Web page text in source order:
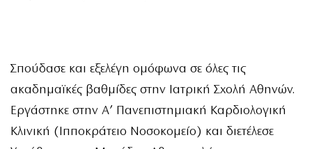
Σπούδασε και εξελέγη ομόφωνα σε όλες τις
ακαδημαϊκές βαθμίδες στην Ιατρική Σχολή Αθηνών.
Εργάστηκε στην A’ Πανεπιστημιακή Καρδιολογική
Κλινική (Ιπποκράτειο Νοσοκομείο) και διετέλεσε